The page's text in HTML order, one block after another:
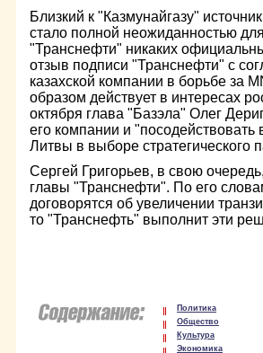
Близкий к "Казмунайгазу"
стало полной неожиданностью
"Транснефти" никаких
отзыв подписи "Транснефти" с
казахской компании в борьбе за
образом действует в интересах
октября глава "Базэла" Олег
его компании и
Литвы в выборе стратегического
Сергей Григорьев, в свою
главы "Транснефти". По его
договорятся об увеличении
то "Транснефть" выполнит эти
Политика
Общество
Культура
Экономика